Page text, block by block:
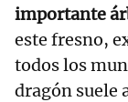
importante
este fresno,
todos los
dragón suele